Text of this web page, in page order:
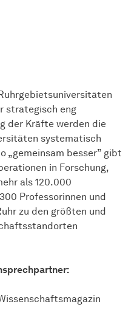
strategisch eng
der Kräfte werden die
systematisch
„gemeinsam besser” gibt
in Forschung,
als 120.000
Professorinnen und
zu den größten und